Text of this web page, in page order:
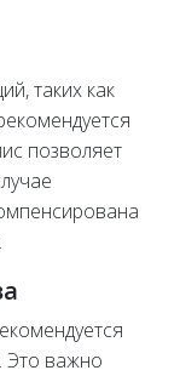
таких как
позволяет
Это важно